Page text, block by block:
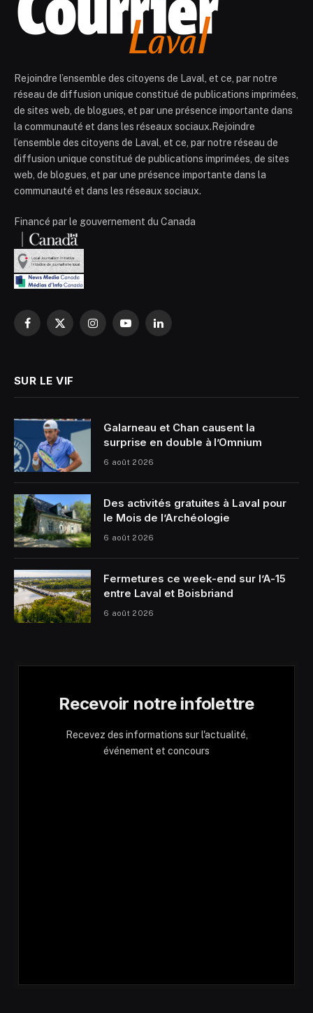
Rejoindre l’ensemble des citoyens de Laval, et ce, par notre
réseau de diffusion unique constitué de publications imprimées,
de sites web, de blogues, et par une présence importante dans
la communauté et dans les réseaux sociaux.Rejoindre
l’ensemble des citoyens de Laval, et ce, par notre réseau de
diffusion unique constitué de publications imprimées, de sites
web, de blogues, et par une présence importante dans la
communauté et dans les réseaux sociaux.
Financé par le gouvernement du Canada
Facebook
X
InstagramYouTubeLinkedIn
SUR LE VIF
Galarneau et Chan causent la
surprise en double à l’Omnium
6 août 2026
Des activités gratuites à Laval pour
le Mois de l’Archéologie
6 août 2026
Fermetures ce week-end sur l’A-15
entre Laval et Boisbriand
6 août 2026
Recevoir notre infolettre
Recevez des informations sur l'actualité,
événement et concours